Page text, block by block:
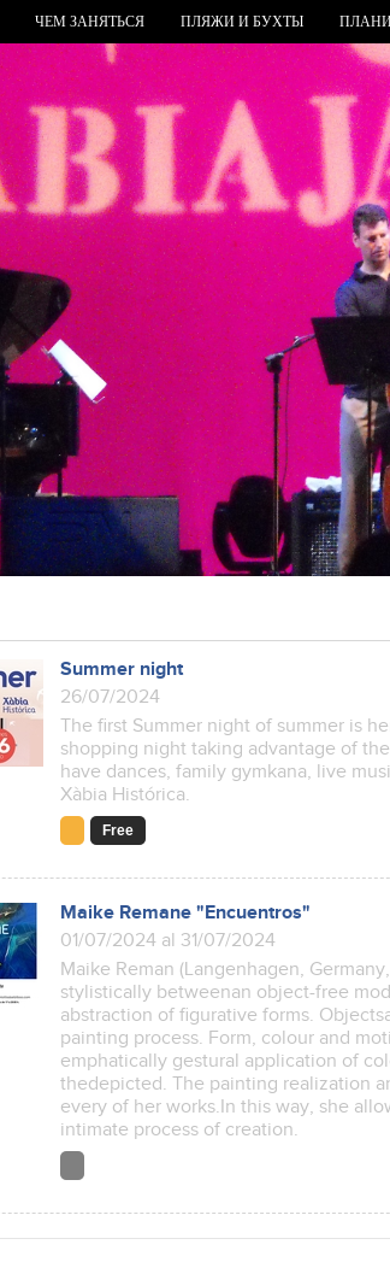
ЧЕМ ЗАНЯТЬСЯ ПЛЯЖИ И БУХТЫ
Summer night
26/07/2024
The first Summer night of summer is
shopping night taking advantage of
have dances, family gymkana, live
Xàbia Histórica.
Free
Maike Remane "Encuentros"
01/07/2024 al 31/07/2024
Maike Reman (Langenhagen,
stylistically betweenan object-free
abstraction of figurative forms.
painting process. Form, colour and
emphatically gestural application of
thedepicted. The painting realization
every of her works.In this way, she
intimate process of creation.